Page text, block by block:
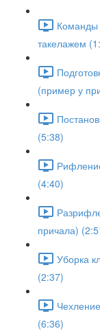
Команды
такелажем
(пример у
(5:38)
(4:40)
причала)
Уборка
(2:37)
(6:36)